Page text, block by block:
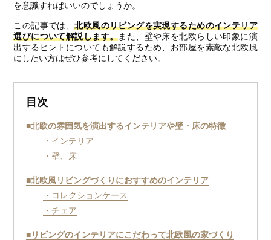
を意識すればいいのでしょうか。
この記事では、北欧風のリビングを実現するためのインテリア
選びについて解説します。また、壁や床を北欧らしい印象に演
出するヒントについても解説するため、お部屋を素敵な北欧風
にしたい方はぜひ参考にしてください。
目次
■北欧の雰囲気を演出するインテリアや壁・床の特徴
・インテリア
・壁、床
■北欧風リビングづくりにおすすめのインテリア
・コレクションケース
・チェア
■リビングのインテリアにこだわって北欧風の家づくり